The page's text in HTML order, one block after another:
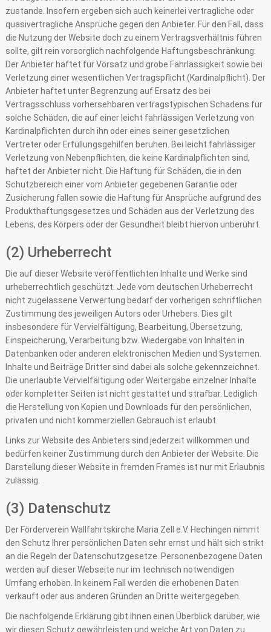
zustande. Insofern ergeben sich auch keinerlei vertragliche oder
quasivertragliche Ansprüche gegen den Anbieter. Für den Fall, dass
die Nutzung der Website doch zu einem Vertragsverhältnis führen
sollte, gilt rein vorsorglich nachfolgende Haftungsbeschränkung:
Der Anbieter haftet für Vorsatz und grobe Fahrlässigkeit sowie bei
Verletzung einer wesentlichen Vertragspflicht (Kardinalpflicht). Der
Anbieter haftet unter Begrenzung auf Ersatz des bei
Vertragsschluss vorhersehbaren vertragstypischen Schadens für
solche Schäden, die auf einer leicht fahrlässigen Verletzung von
Kardinalpflichten durch ihn oder eines seiner gesetzlichen
Vertreter oder Erfüllungsgehilfen beruhen. Bei leicht fahrlässiger
Verletzung von Nebenpflichten, die keine Kardinalpflichten sind,
haftet der Anbieter nicht. Die Haftung für Schäden, die in den
Schutzbereich einer vom Anbieter gegebenen Garantie oder
Zusicherung fallen sowie die Haftung für Ansprüche aufgrund des
Produkthaftungsgesetzes und Schäden aus der Verletzung des
Lebens, des Körpers oder der Gesundheit bleibt hiervon unberührt.
(2) Urheberrecht
Die auf dieser Website veröffentlichten Inhalte und Werke sind
urheberrechtlich geschützt. Jede vom deutschen Urheberrecht
nicht zugelassene Verwertung bedarf der vorherigen schriftlichen
Zustimmung des jeweiligen Autors oder Urhebers. Dies gilt
insbesondere für Vervielfältigung, Bearbeitung, Übersetzung,
Einspeicherung, Verarbeitung bzw. Wiedergabe von Inhalten in
Datenbanken oder anderen elektronischen Medien und Systemen.
Inhalte und Beiträge Dritter sind dabei als solche gekennzeichnet.
Die unerlaubte Vervielfältigung oder Weitergabe einzelner Inhalte
oder kompletter Seiten ist nicht gestattet und strafbar. Lediglich
die Herstellung von Kopien und Downloads für den persönlichen,
privaten und nicht kommerziellen Gebrauch ist erlaubt.
Links zur Website des Anbieters sind jederzeit willkommen und
bedürfen keiner Zustimmung durch den Anbieter der Website. Die
Darstellung dieser Website in fremden Frames ist nur mit Erlaubnis
zulässig.
(3) Datenschutz
Der Förderverein Wallfahrtskirche Maria Zell e.V. Hechingen nimmt
den Schutz Ihrer persönlichen Daten sehr ernst und hält sich strikt
an die Regeln der Datenschutzgesetze. Personenbezogene Daten
werden auf dieser Webseite nur im technisch notwendigen
Umfang erhoben. In keinem Fall werden die erhobenen Daten
verkauft oder aus anderen Gründen an Dritte weitergegeben.
Die nachfolgende Erklärung gibt Ihnen einen Überblick darüber, wie
wir diesen Schutz gewährleisten und welche Art von Daten zu